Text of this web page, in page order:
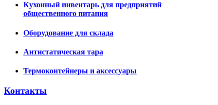
Кухонный инвентарь для предприятий
общественного питания
Оборудование для склада
Антистатическая тара
Термоконтейнеры и аксессуары
Контакты